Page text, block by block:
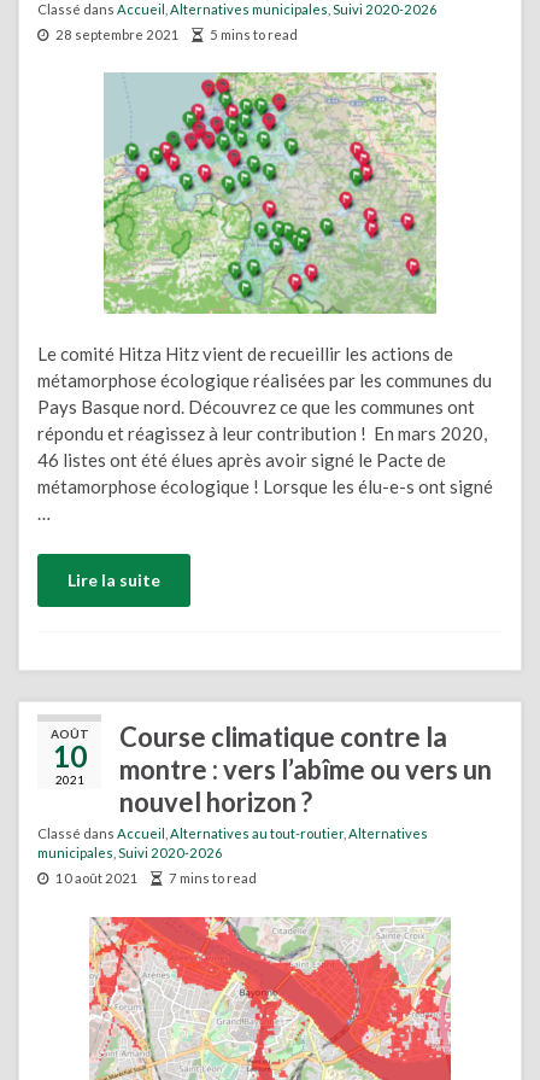
Classé dans Accueil Alternatives municipales Suivi 2020-2026
28 septembre 2021
5 mins to read
Le comité Hitza Hitz vient de recueillir les actions de
métamorphose écologique réalisées par les communes du
Pays Basque nord. Découvrez ce que les communes ont
répondu et réagissez à leur contribution ! En mars 2020,
46 listes ont été élues après avoir signé le Pacte de
métamorphose écologique ! Lorsque les élu-e-s ont signé
…
Lire la suite
AOÛT
10
2021
Course climatique contre la
montre : vers l’abîme ou vers un
nouvel horizon ?
Classé dans Accueil Alternatives au tout-routier, Alternatives
municipales Suivi 2020-2026
10 août 2021
7 mins to read